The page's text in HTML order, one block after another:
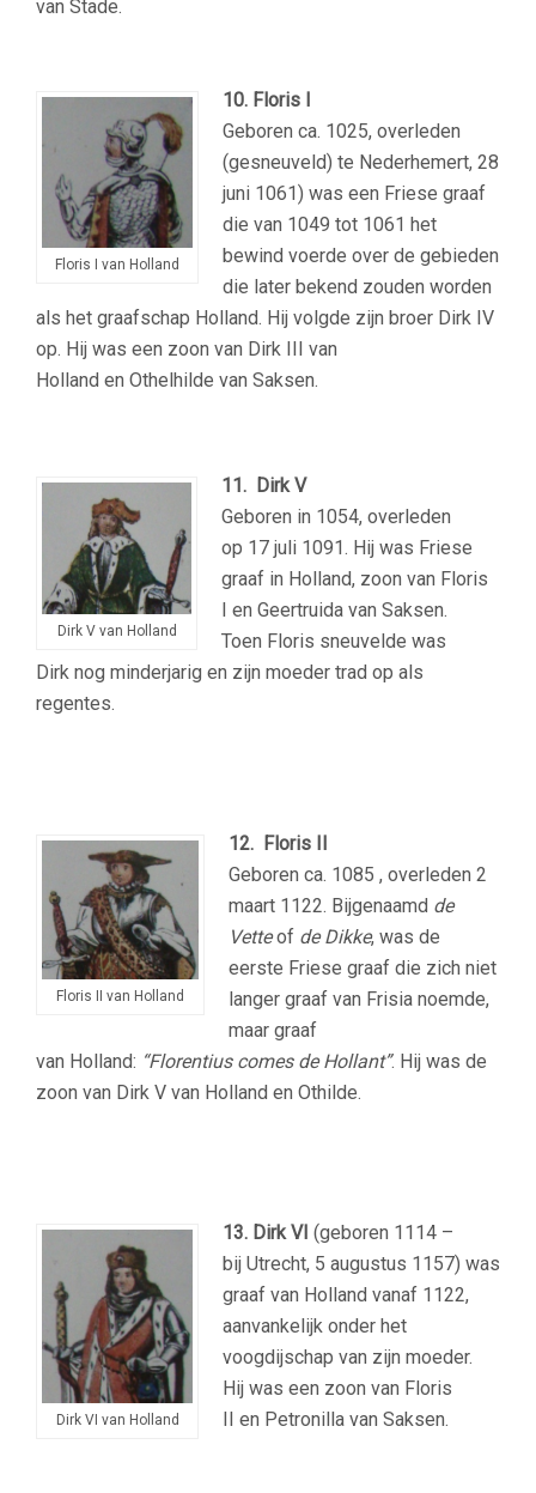
van Stade.
Floris I van Holland
10. Floris I
Geboren ca. 1025, overleden
(gesneuveld) te Nederhemert, 28
juni 1061) was een Friese graaf
die van 1049 tot 1061 het
bewind voerde over de gebieden
die later bekend zouden worden
als het graafschap Holland. Hij volgde zijn broer Dirk IV
op. Hij was een zoon van Dirk III van
Holland en Othelhilde van Saksen.
Dirk V van Holland
11. Dirk V
Geboren in 1054, overleden
op 17 juli 1091. Hij was Friese
graaf in Holland, zoon van Floris
I en Geertruida van Saksen.
Toen Floris sneuvelde was
Dirk nog minderjarig en zijn moeder trad op als
regentes.
Floris II van Holland
12. Floris II
Geboren ca. 1085 , overleden 2
maart 1122. Bijgenaamd de
Vetteof de Dikke, was de
eerste Friese graaf die zich niet
langer graaf van Frisia noemde,
maar graaf
van Holland: “Florentius comes de Hollant”. Hij was de
zoon van Dirk V van Holland en Othilde.
Dirk VI van Holland
13. Dirk VI (geboren 1114 –
bij Utrecht, 5 augustus 1157) was
graaf van Holland vanaf 1122,
aanvankelijk onder het
voogdijschap van zijn moeder.
Hij was een zoon van Floris
II en Petronilla van Saksen.